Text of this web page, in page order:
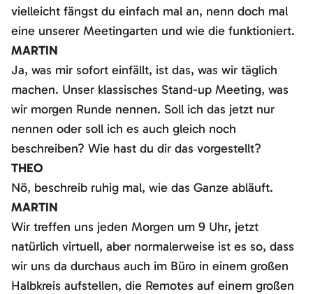
vielleicht fängst du einfach mal an, nenn doch mal
eine unserer Meetingarten und wie die funktioniert.
MARTIN
Ja, was mir sofort einfällt, ist das, was wir täglich
machen. Unser klassisches Stand-up Meeting, was
wir morgen Runde nennen. Soll ich das jetzt nur
nennen oder soll ich es auch gleich noch
beschreiben? Wie hast du dir das vorgestellt?
THEO
Nö, beschreib ruhig mal, wie das Ganze abläuft.
MARTIN
Wir treffen uns jeden Morgen um 9 Uhr, jetzt
natürlich virtuell, aber normalerweise ist es so, dass
wir uns da durchaus auch im Büro in einem großen
Halbkreis aufstellen, die Remotes auf einem großen